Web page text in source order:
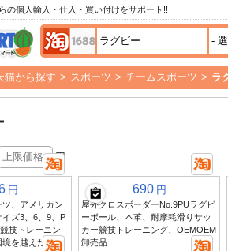
の個人輸入・仕入・買い付けをサポート!!
猫から探す > スポーツ > チームスポーツ > ラ
円
円
、アメリカン
ズ3、6、9、P
技トレーニン
を越えた在庫
690 円
屋外クロスボーダーNo.9PUラグビ
ーボール、本革、耐摩耗滑りサッ
カー競技トレーニング、OEMOEM
卸売品